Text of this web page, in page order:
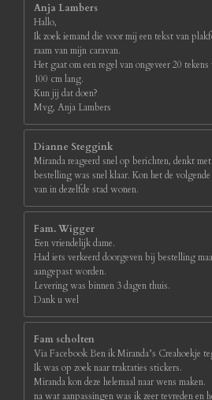
Anja Lambers
Hallo,
Ik zoek iemand die voor mij een tekst van
raam van mijn caravan.
Het gaat om een regel van ongeveer 20
100 cm lang.
Kun jij dat doen?
Mvg, Anja Lambers
Dianne Steggink
Miranda reageerd snel op berichten, denkt
bestelling was snel klaar. Kon het de
van in dezelfde stad wonen.
Fam. Wigger
Een vriendelijk dame.
Had iets verkeerd doorgeven bij bestelling
aangepast worden.
Levering was binnen 3 dagen thuis.
Dank u wel
Fam scholten
Via Facebook Ben ik Miranda’s Creahoekje
Ik was op zoek naar traktaties stickers.
Miranda kon deze helemaal naar wens maken.
na wat aanpassingen was ik zeer tevreden en